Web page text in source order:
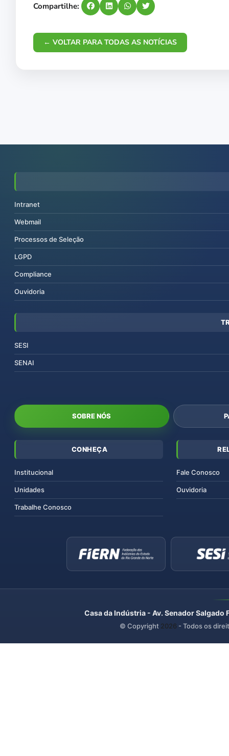
Compartilhe:
← VOLTAR PARA TODAS AS NOTÍCIAS
Intranet
Webmail
Processos de Seleção
LGPD
Compliance
Ouvidoria
SESI
SENAI
SOBRE NÓS
CONHEÇA
Institucional
Unidades
Trabalhe Conosco
Fale Conosco
Ouvidoria
Casa da Indústria - Av. Senador
© Copyright 2026 - Todos os